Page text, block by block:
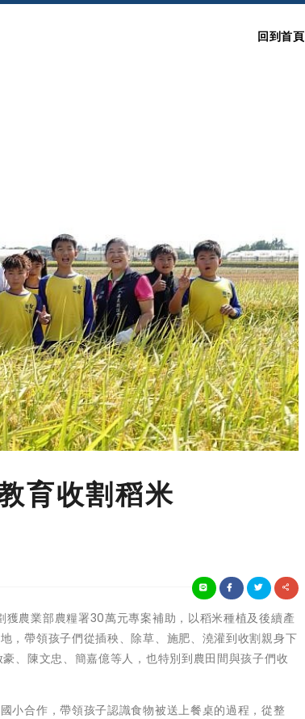
回到首頁
育收割稻米
農業部農糧署30萬元專案補助，以稻米種植及後續產
，帶領孩子們從插秧、除草、施肥、澆灌到收割親身下
、陳文忠、簡嘉億等人，也特別到農田間與孩子們收
小合作，帶領孩子認識食物被送上餐桌的過程，從整